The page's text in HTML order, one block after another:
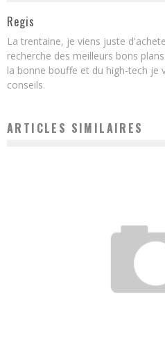
Regis
La trentaine, je viens juste
recherche des meilleurs bons
la bonne bouffe et du high-tech je
conseils.
ARTICLES SIMILAIRES